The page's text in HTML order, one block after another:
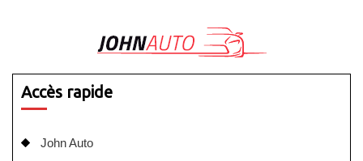
Accès rapide
John Auto